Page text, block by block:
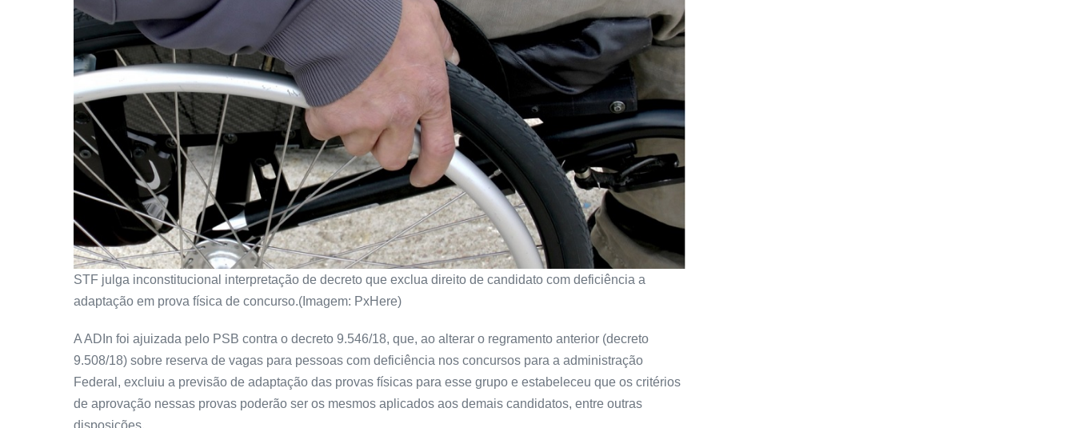
STF julga inconstitucional interpretação de decreto que exclua direito de candidato com deficiência a
adaptação em prova física de concurso.(Imagem: PxHere)
A ADIn foi ajuizada pelo PSB contra o decreto 9.546/18, que, ao alterar o regramento anterior (decreto
9.508/18) sobre reserva de vagas para pessoas com deficiência nos concursos para a administração
Federal, excluiu a previsão de adaptação das provas físicas para esse grupo e estabeleceu que os critérios
de aprovação nessas provas poderão ser os mesmos aplicados aos demais candidatos, entre outras
disposições.